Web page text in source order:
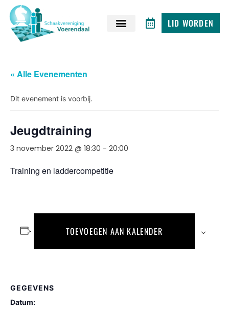
LID WORDEN
« Alle Evenementen
Dit evenement is voorbij.
Jeugdtraining
3 november 2022 @ 18:30 - 20:00
Training en laddercompetitie
TOEVOEGEN AAN KALENDER
GEGEVENS
Datum: